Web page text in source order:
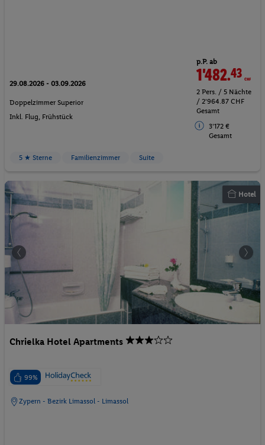
29.08.2026 - 03.09.2026
Doppelzimmer Superior
Inkl. Flug, Frühstück
p.P. ab
1'482.43CHF
2 Pers. / 5 Nächte
/ 2'964.87 CHF
Gesamt
3'172 €
Gesamt
5 ★ Sterne Familienzimmer Suite
Hotel
Chrielka Hotel Apartments
99%
Zypern - Bezirk Limassol - Limassol